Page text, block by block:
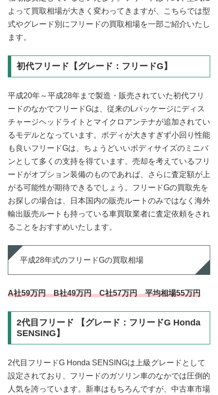
よって買取相場が大きく変わってきますが、こちらでは型
式やグレード別にフリードの買取相場を一部ご紹介いたし
ます。
初代フリード【グレード：フリードG】
平成20年～平成28年まで製造・販売されていた初代フリ
ードのなかでフリードGは、従来のLパッケージにディス
チャージヘッドライトとマイクロアンテナが追加されてい
るモデルとなっています。ボディが大きすぎず小回り性能
も良いフリードGは、ちょうどいいボディサイズのミニバ
ンとして多くの支持を得ています。売却を考えているフリ
ードがオプション装備のものであれば、さらに査定額が上
がる可能性が期待できるでしょう。フリードGの買取先を
お探しの場合は、日本国内の販売ルートのみではなく海外
輸出販売ルートも持っている車買取業者に査定依頼をされ
ることをおすすめいたします。
平成28年式のフリードGの買取相場
A社59万円 B社49万円 C社57万円 平均相場55万円
2代目フリード 【グレード：フリードG Honda
SENSING】
2代目フリードG Honda SENSINGは上級グレードとして
設定されており、フリードのガソリン車のなかでは圧倒的
人気を誇っています。新車はもちろんですが、中古車市場